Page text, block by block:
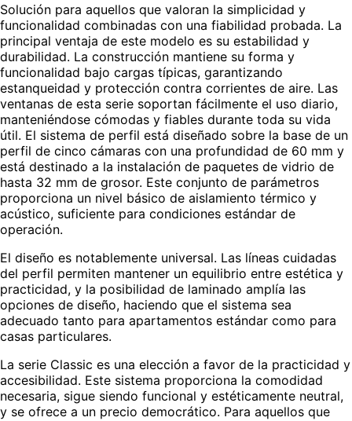
Solución para aquellos que valoran la simplicidad y
funcionalidad combinadas con una fiabilidad probada. La
principal ventaja de este modelo es su estabilidad y
durabilidad. La construcción mantiene su forma y
funcionalidad bajo cargas típicas, garantizando
estanqueidad y protección contra corrientes de aire. Las
ventanas de esta serie soportan fácilmente el uso diario,
manteniéndose cómodas y fiables durante toda su vida
útil. El sistema de perfil está diseñado sobre la base de un
perfil de cinco cámaras con una profundidad de 60 mm y
está destinado a la instalación de paquetes de vidrio de
hasta 32 mm de grosor. Este conjunto de parámetros
proporciona un nivel básico de aislamiento térmico y
acústico, suficiente para condiciones estándar de
operación.
El diseño es notablemente universal. Las líneas cuidadas
del perfil permiten mantener un equilibrio entre estética y
practicidad, y la posibilidad de laminado amplía las
opciones de diseño, haciendo que el sistema sea
adecuado tanto para apartamentos estándar como para
casas particulares.
La serie Classic es una elección a favor de la practicidad y
accesibilidad. Este sistema proporciona la comodidad
necesaria, sigue siendo funcional y estéticamente neutral,
y se ofrece a un precio democrático. Para aquellos que